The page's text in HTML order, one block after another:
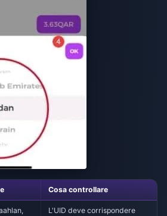
Cosa controllare
L'UID deve corrispondere